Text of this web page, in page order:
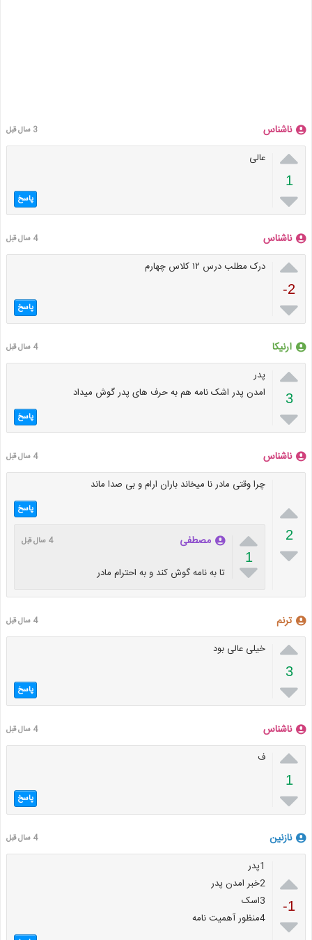
ناشناس 3 سال قبل

1

عالی
پاسخ
ناشناس 4 سال قبل

-2

درک مطلب درس ۱۲ کلاس چهارم
پاسخ
ارنیکا 4 سال قبل

3

پدر
امدن پدر اشک نامه هم به حرف های پدر گوش میداد
پاسخ
ناشناس 4 سال قبل

2

چرا وقتی مادر نا میخاند باران ارام و بی صدا ماند
پاسخ

1

مصطفی 4 سال قبل
تا به نامه گوش کند و به احترام مادر
ترنم 4 سال قبل

3

خیلی عالی بود
پاسخ
ناشناس 4 سال قبل

1

ف
پاسخ
نازنین 4 سال قبل

-1

1پدر
2خبر امدن پدر
3اسک
4منظور آهمیت نامه